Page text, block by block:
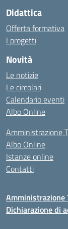
Didattica
Offerta formativa
I progetti
Novità
Le notizie
Le circolari
Calendario eventi
Albo Online
Amministrazione
Albo Online
Istanze online
Contatti
Amministrazione
Dichiarazione di